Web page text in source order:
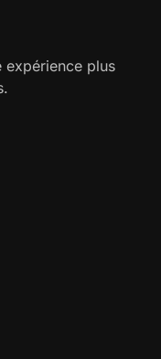
expérience plus